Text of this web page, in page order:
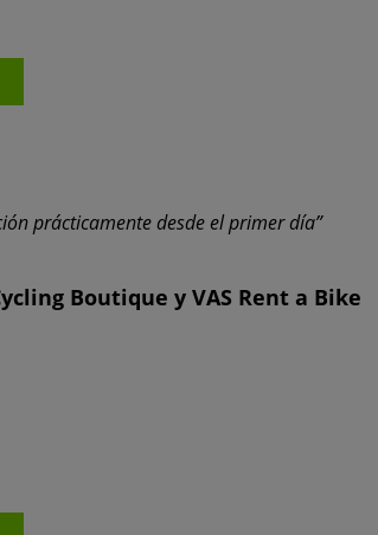
prácticamente desde el primer día”
Boutique y VAS Rent a Bike